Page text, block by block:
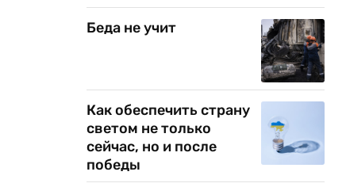
Беда не учит
Как обеспечить страну
светом не только
сейчас, но и после
победы